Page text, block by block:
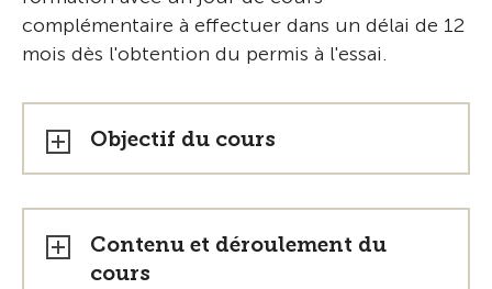
complémentaire à effectuer dans un délai de 12
mois dès l'obtention du permis à l'essai.
Objectif du cours
Contenu et déroulement du
cours